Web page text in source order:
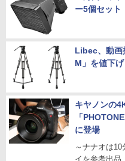
ー5個セット
Libec、動画
M」を値下げ
キヤノンの
「
に登場
～ナナオは
イを参考出品